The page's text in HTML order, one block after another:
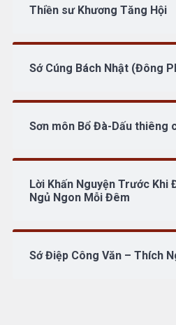
Thiền sư Khương Tăng Hội
Sớ Cúng Bách Nhật (Đông
Sơn môn Bổ Đà-Dấu thiêng
Lời Khấn Nguyện Trước Khi
Ngủ Ngon Mỗi Đêm
Sớ Điệp Công Văn – Thích